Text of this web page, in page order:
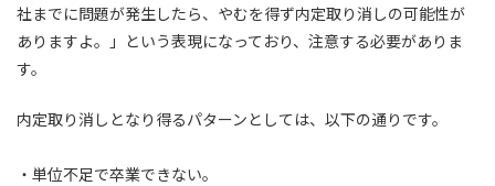
社までに問題が発生したら、やむを得ず内定取り消しの可能性が
ありますよ。」 という表現になっており、注意する必要がありま
す。
内定取り消しとなり得るパターンとしては、以下の通りです。
・単位不足で卒業できない。